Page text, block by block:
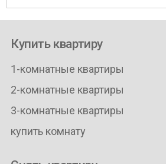
Купить квартиру
1-комнатные квартиры
2-комнатные квартиры
3-комнатные квартиры
купить комнату